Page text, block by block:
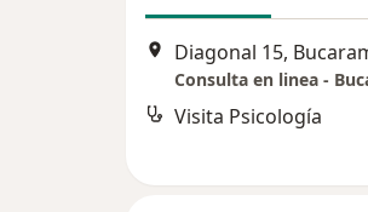
Diagonal 15,
Consulta en linea -
Visita Psicología